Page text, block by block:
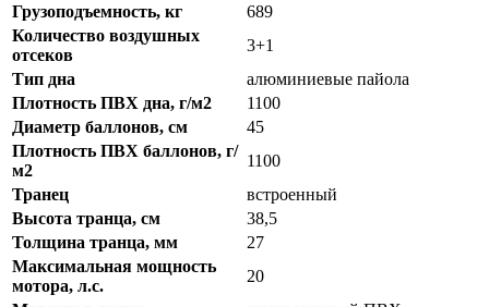
Грузоподъемность, кг
689
Количество воздушных
отсеков
3+1
Тип дна
алюминиевые пайола
Плотность ПВХ дна, г/м2
1100
Диаметр баллонов, см
45
Плотность ПВХ баллонов, г/
м2
1100
Транец
встроенный
Высота транца, см
38,5
Толщина транца, мм
27
Максимальная мощность
мотора, л.с.
20